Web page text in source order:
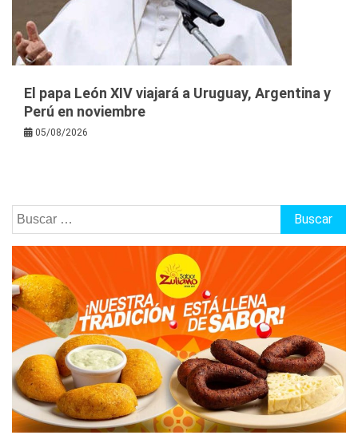
El papa León XIV viajará a Uruguay, Argentina y
Perú en noviembre
05/08/2026
Buscar: